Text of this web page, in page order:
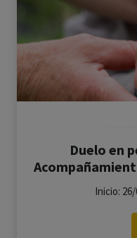
Duelo en
Inicio: